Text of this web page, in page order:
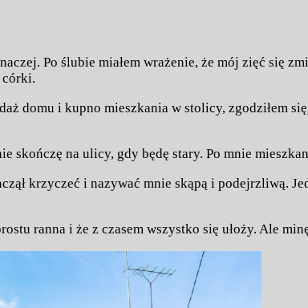
Po ślubie miałem wrażenie, że mój zięć się
córki.
domu i kupno mieszkania w stolicy, zgodziłem
skończę na ulicy, gdy będę stary. Po mnie
krzyczeć i nazywać mnie skąpą i podejrzliwą.
ranna i że z czasem wszystko się ułoży. Ale